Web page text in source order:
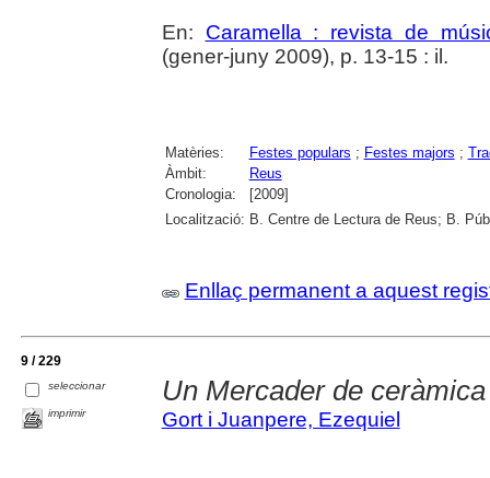
En: Caramella : revista de
(gener-juny 2009), p. 13-15 : il.
Matèries: Festes populars ; Festes majors ;
Àmbit:
Reus
Cronologia:
[2009]
Localització: B. Centre de Lectura de Reus; B.
Enllaç permanent a aquest
9 / 229
seleccionar
imprimir
Un Mercader de
Gort i Juanpere, Ezequiel